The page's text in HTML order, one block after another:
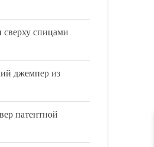
сверху спицами
джемпер из
патентной